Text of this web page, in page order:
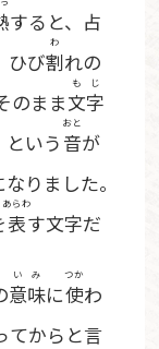
すると、占
ひび割
わ
れの
のまま文字
もじ
いう 音
おと
が
なりました。
表
あらわ
す文字だ
意味
いみ
に使
つか
わ
てからと言